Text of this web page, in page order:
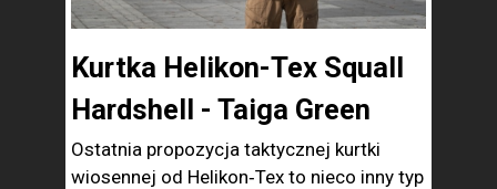
Kurtka Helikon-Tex Squall
Hardshell - Taiga Green
Ostatnia propozycja taktycznej kurtki
wiosennej od Helikon‑Tex to nieco inny typ